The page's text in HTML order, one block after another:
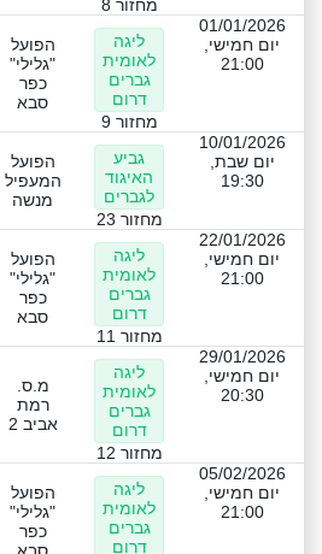
מחזור 8
01/01/2026
יום חמישי,
21:00
ליגה
לאומית
גברים
דרום
מחזור 9
הפועל
"גלילי"
כפר
סבא
10/01/2026
יום שבת,
19:30
גביע
האיגוד
לגברים
מחזור 23
הפועל
המעפיל
מנשה
22/01/2026
יום חמישי,
21:00
ליגה
לאומית
גברים
דרום
מחזור 11
הפועל
"גלילי"
כפר
סבא
29/01/2026
יום חמישי,
20:30
ליגה
לאומית
גברים
דרום
מחזור 12
מ.ס.
רמת
אביב 2
05/02/2026
יום חמישי,
21:00
ליגה
לאומית
גברים
דרום
הפועל
"גלילי"
כפר
סבא